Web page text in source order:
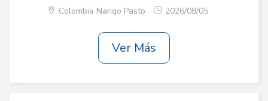
Colombia Nariqo Pasto 2026/08/05
Ver Más